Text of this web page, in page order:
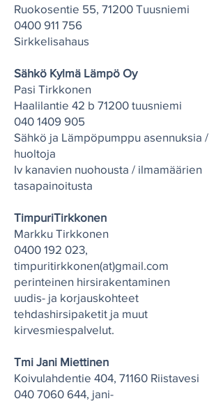
Ruokosentie 55, 71200 Tuusniemi
0400 911 756
Sirkkelisahaus
Sähkö Kylmä Lämpö Oy
Pasi Tirkkonen
Haalilantie 42 b 71200 tuusniemi
040 1409 905
Sähkö ja Lämpöpumppu asennuksia /
huoltoja
Iv kanavien nuohousta / ilmamäärien
tasapainoitusta
TimpuriTirkkonen
Markku Tirkkonen
0400 192 023,
timpuritirkkonen(at)gmail.com
perinteinen hirsirakentaminen
uudis- ja korjauskohteet
tehdashirsipaketit ja muut
kirvesmiespalvelut.
Tmi Jani Miettinen
Koivulahdentie 404, 71160 Riistavesi
040 7060 644, jani-